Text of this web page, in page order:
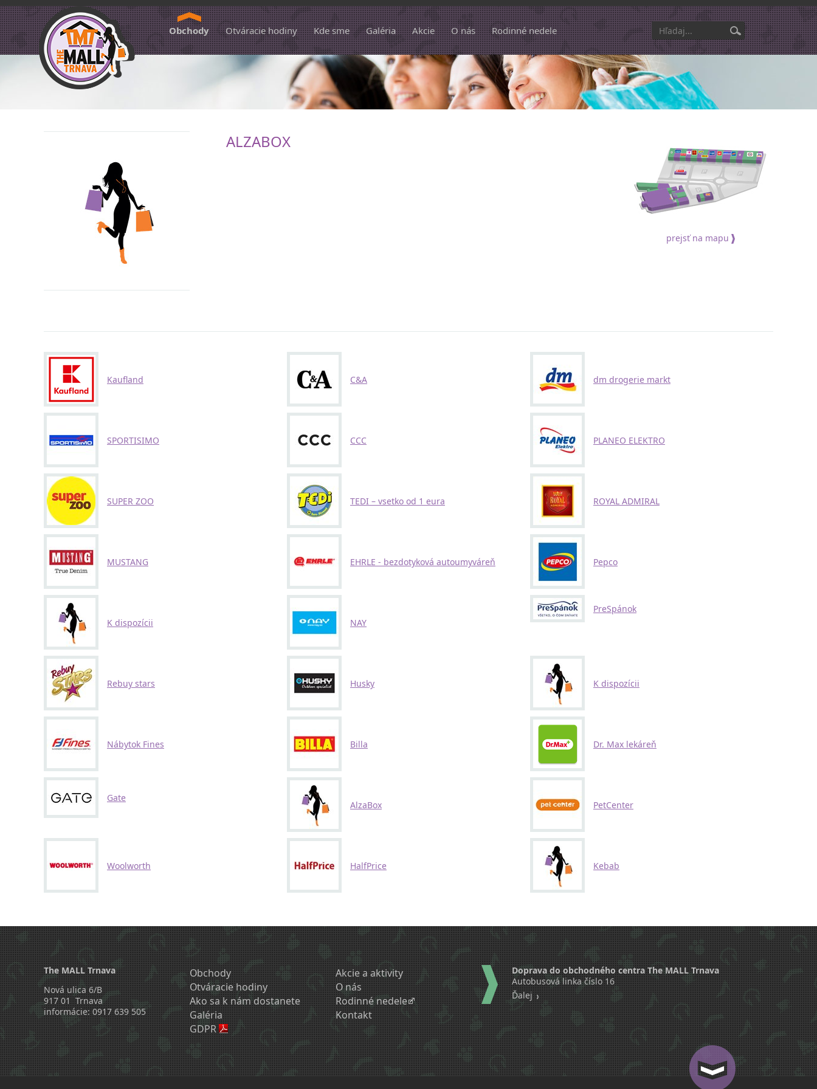
Obchody Otváracie hodiny Kde sme Galéria Akcie O nás Rodinné nedele
ALZABOX
prejsť na mapu
Kaufland C&A dm drogerie markt
SPORTISIMO CCC PLANEO ELEKTRO
SUPER ZOO TEDI – vsetko od 1 eura ROYAL ADMIRAL
MUSTANG EHRLE - bezdotyková autoumyváreň Pepco
K dispozícii NAY
PreSpánok
Rebuy stars Husky K dispozícii
Nábytok Fines Billa Dr. Max lekáreň
Gate
AlzaBox PetCenter
Woolworth HalfPrice Kebab
The MALL Trnava
Nová ulica 6/B
917 01 Trnava
informácie: 0917 639 505
Obchody
Otváracie hodiny
Ako sa k nám dostanete
Galéria
GDPR
Akcie a aktivity
O nás
Rodinné nedele
Kontakt
Doprava do obchodného centra The MALL Trnava
Autobusová linka číslo 16
Ďalej